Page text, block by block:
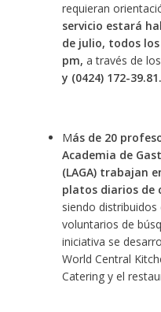
requieran
servicio estará
de julio, todos
pm, a través de los
y (0424) 172-39.81.
Más de 20
Academia de
(LAGA) trabajan
platos diarios de
siendo
voluntarios de
iniciativa se
World Central
Catering y el